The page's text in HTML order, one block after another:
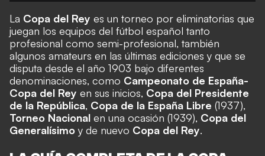
La Copa del Rey es un torneo por eliminatorias que
juegan los equipos del fútbol español tanto
profesional como semi-profesional, también
algunos amateurs en las últimas ediciones y que se
disputa desde el año 1903 bajo diferentes
denominaciones, como Campeonato de España-
Copa del Rey en sus inicios, Copa del Presidente
de la República, Copa de la España Libre (1937),
Torneo Nacional en una ocasión (1939), Copa del
Generalísimo y de nuevo Copa del Rey.